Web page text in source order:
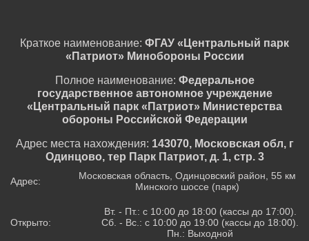
Краткое наименование: ФГАУ «Центральный парк
«Патриот» Минобороны России
Полное наименование: Федеральное
государственное автономное учреждение
«Центральный парк «Патриот» Министерства
обороны Российской Федерации
Адрес места нахождения: 143070, Московская обл, г
Одинцово, тер Парк Патриот, д. 1, стр. 3
Адрес:
Московская область, Одинцовский район, 55 км
Минского шоссе (парк)
Открыто:
Вт. - Пт.: с 10:00 до 18:00 (кассы до 17:00).
Сб. - Вс.: с 10:00 до 19:00 (кассы до 18:00).
Пн.: Выходной